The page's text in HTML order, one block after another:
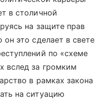
в столичной
на защите прав
это сделает в свете
по «схеме
вслед за громким
в рамках закона
на ситуацию